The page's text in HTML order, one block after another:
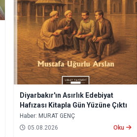
Diyarbakır'ın Asırlık Edebiyat
Hafızası Kitapla Gün Yüzüne Çıktı
Haber: MURAT GENÇ
05.08.2026
Oku